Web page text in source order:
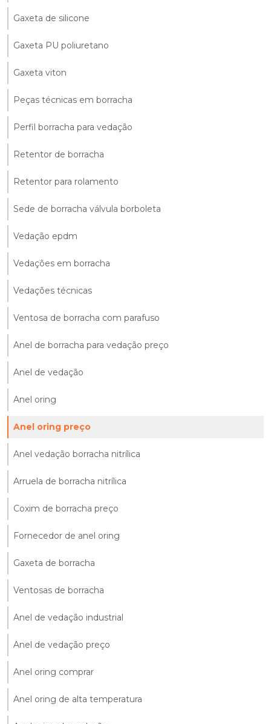
Gaxeta de silicone
Gaxeta PU poliuretano
Gaxeta viton
Peças técnicas em borracha
Perfil borracha para vedação
Retentor de borracha
Retentor para rolamento
Sede de borracha válvula borboleta
Vedação epdm
Vedações em borracha
Vedações técnicas
Ventosa de borracha com parafuso
Anel de borracha para vedação preço
Anel de vedação
Anel oring
Anel oring preço
Anel vedação borracha nitrílica
Arruela de borracha nitrílica
Coxim de borracha preço
Fornecedor de anel oring
Gaxeta de borracha
Ventosas de borracha
Anel de vedação industrial
Anel de vedação preço
Anel oring comprar
Anel oring de alta temperatura